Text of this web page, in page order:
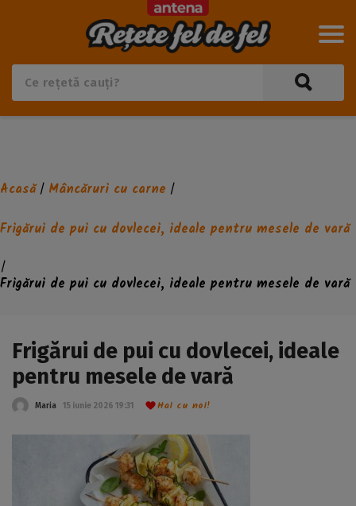
Acasă/ Mâncăruri cu carne /
Frigărui de pui cu dovlecei, ideale pentru mesele de vară
/
Frigărui de pui cu dovlecei, ideale pentru mesele de vară
Frigărui de pui cu dovlecei, ideale
pentru mesele de vară
Maria 15 iunie 2026 19:31 Hai cu noi!